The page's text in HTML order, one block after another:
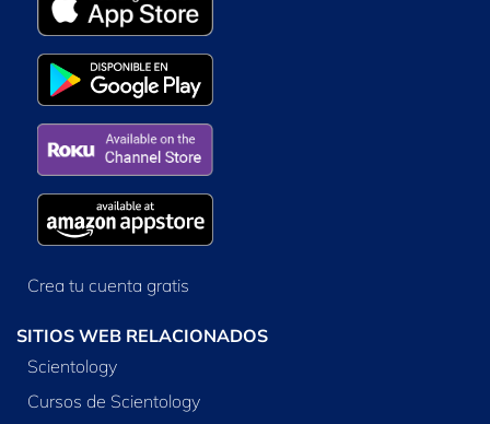
Crea tu cuenta gratis
SITIOS WEB RELACIONADOS
Scientology
Cursos de Scientology